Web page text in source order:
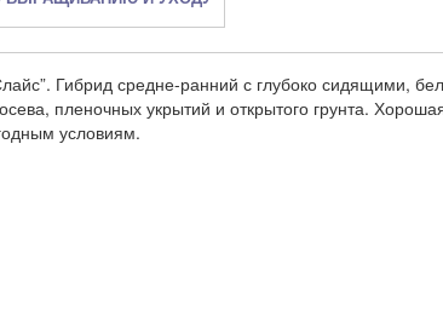
Гибрид средне-ранний с глубоко сидящими,
пленочных укрытий и открытого грунта.
условиям.